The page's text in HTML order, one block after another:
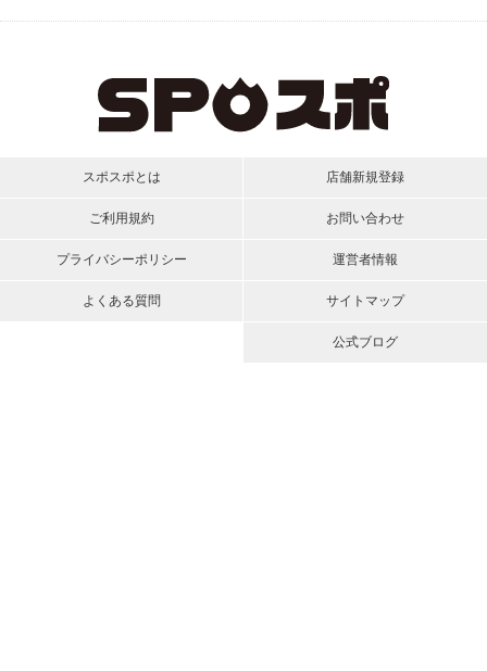
スポスポとは
ご利用規約
プライバシーポリシー
よくある質問
店舗新規登録
お問い合わせ
運営者情報
サイトマップ
公式ブログ